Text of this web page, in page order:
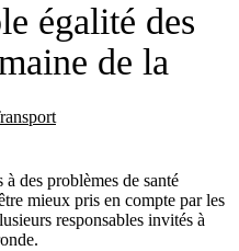
égalité des
de la
des problèmes de santé
mieux pris en compte par les
responsables invités à